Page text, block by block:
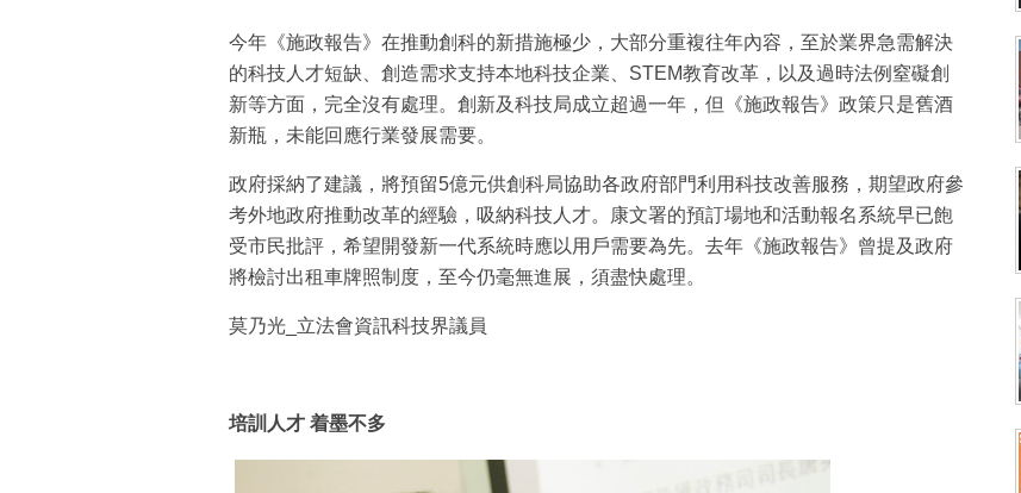
今年《施政報告》在推動創科的新措施極少，大部分重複往年內容，至於業界急需解決
的科技人才短缺、創造需求支持本地科技企業、STEM教育改革，以及過時法例窒礙創
新等方面，完全沒有處理。創新及科技局成立超過一年，但《施政報告》政策只是舊酒
新瓶，未能回應行業發展需要。
政府採納了建議，將預留5億元供創科局協助各政府部門利用科技改善服務，期望政府參
考外地政府推動改革的經驗，吸納科技人才。康文署的預訂場地和活動報名系統早已飽
受市民批評，希望開發新一代系統時應以用戶需要為先。去年《施政報告》曾提及政府
將檢討出租車牌照制度，至今仍毫無進展，須盡快處理。
莫乃光_立法會資訊科技界議員
培訓人才 着墨不多